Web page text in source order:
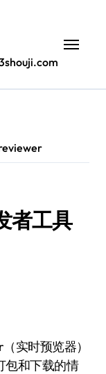
者工具
包和下载的情